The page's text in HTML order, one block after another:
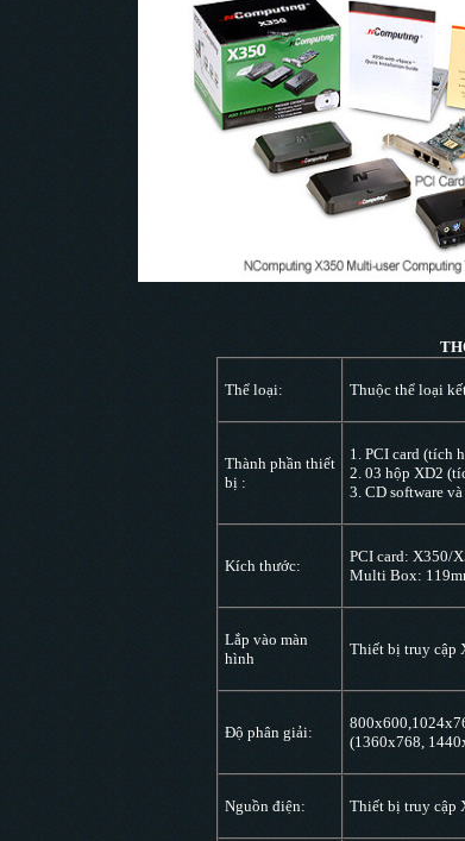
Thể loại: Thuộc thể loại
Thành phần thiết
bị :
1. PCI card (tích
2. 03 hộp XD2
3. CD software
Kích thước:
PCI card: X350/
Multi Box:
Lắp vào màn
hình
Thiết bị truy cập
Độ phân giải:
(1360x768,
Nguồn điện: Thiết bị truy cập